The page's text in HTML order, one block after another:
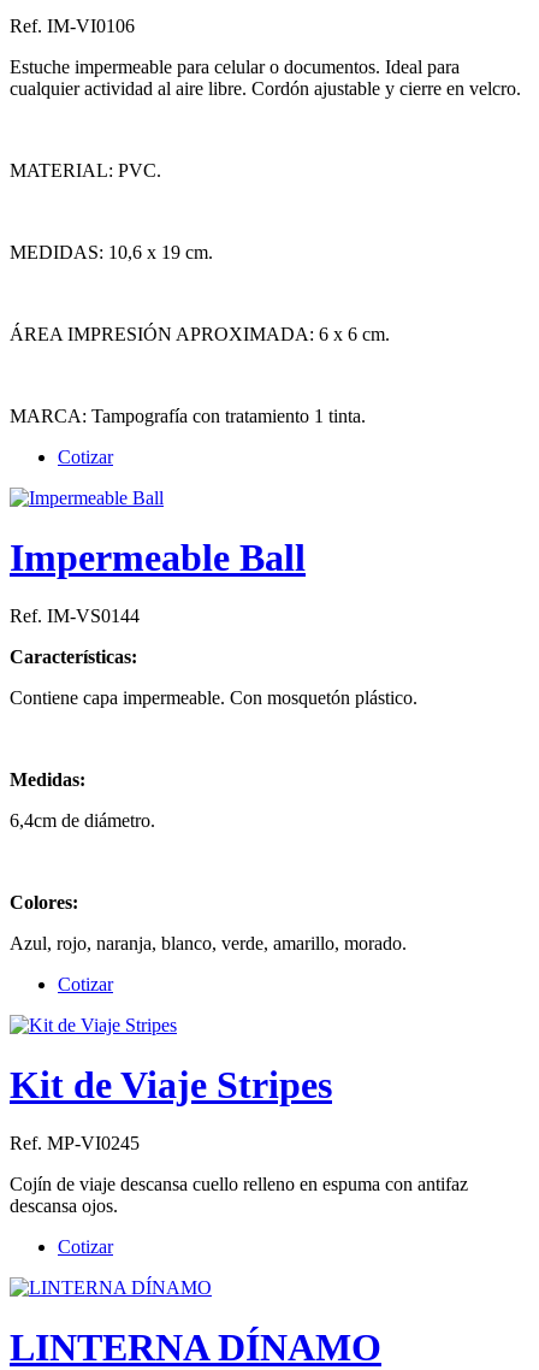
Ref. IM-VI0106
Estuche impermeable para celular o documentos. Ideal para
cualquier actividad al aire libre. Cordón ajustable y cierre en velcro.
MATERIAL: PVC.
MEDIDAS: 10,6 x 19 cm.
ÁREA IMPRESIÓN APROXIMADA: 6 x 6 cm.
MARCA: Tampografía con tratamiento 1 tinta.
Cotizar
Impermeable Ball
Ref. IM-VS0144
Características:
Contiene capa impermeable. Con mosquetón plástico.
Medidas:
6,4cm de diámetro.
Colores:
Azul, rojo, naranja, blanco, verde, amarillo, morado.
Cotizar
Kit de Viaje Stripes
Ref. MP-VI0245
Cojín de viaje descansa cuello relleno en espuma con antifaz
descansa ojos.
Cotizar
LINTERNA DÍNAMO